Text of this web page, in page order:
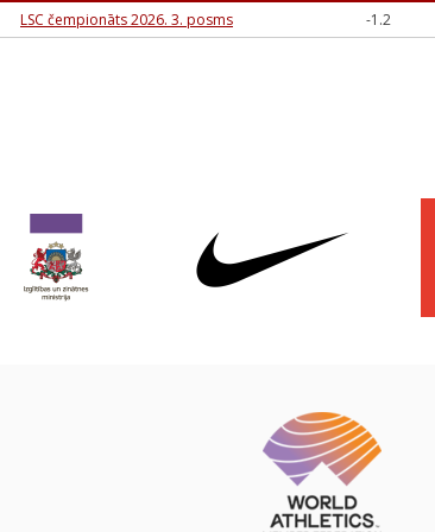
LSC čempionāts 2026. 3. posms -1.2